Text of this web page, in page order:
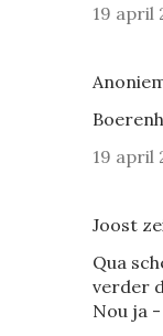
19 april
19 april
Joost
Qua
verder
Nou ja